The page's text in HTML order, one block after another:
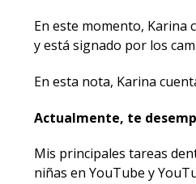
En este momento, Karina
y está signado por los
En esta nota, Karina
Actualmente, te
Mis principales tareas
niñas en YouTube y